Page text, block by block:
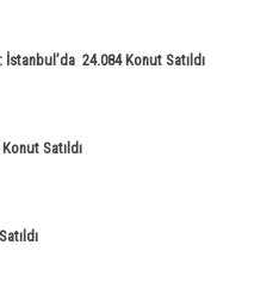
24.084 Konut Satıldı
Satıldı